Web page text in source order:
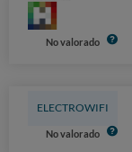
No valorado
ELECTROWIFI
No valorado